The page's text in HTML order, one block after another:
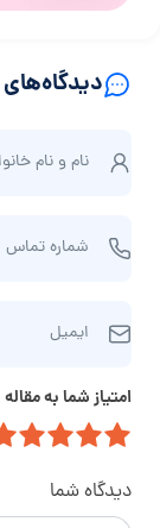
دیدگاه‌های
و
م‌
ا
ن
ا
د
نام و نام‌
م
ر
ا
شماره تماس
ی
ی
ل
ایمیل
امتیاز شما به مقاله
دیدگاه شما